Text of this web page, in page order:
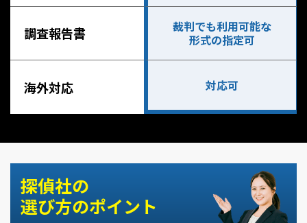
調査報告書
裁判でも利用可能な
形式の指定可
海外対応 対応可
探偵社の
選び方のポイント